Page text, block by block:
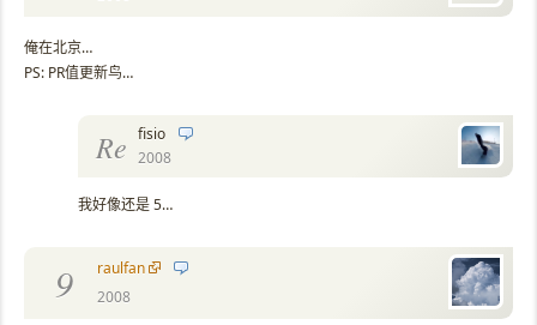
俺在北京…
PS: PR值更新鸟…
Re fisio
2008
我好像还是 5…
9
raulfan
2008